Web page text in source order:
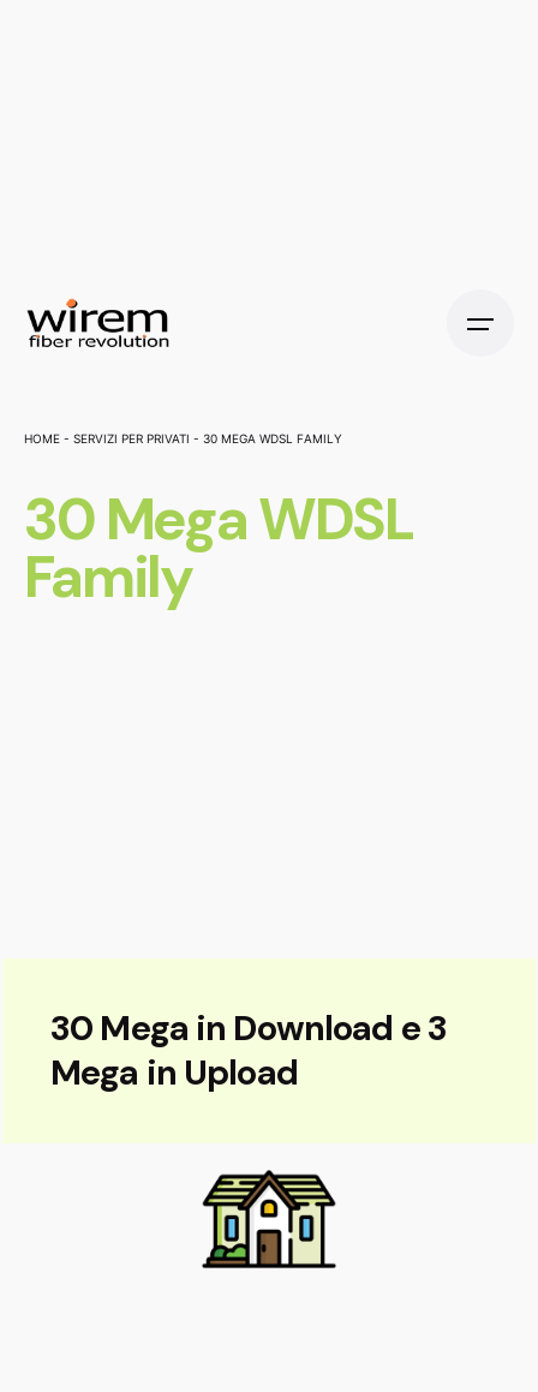
Home- Servizi per Privati - 30 Mega WDSL Family
30 Mega WDSL
Family
30 Mega in Download e 3
Mega in Upload